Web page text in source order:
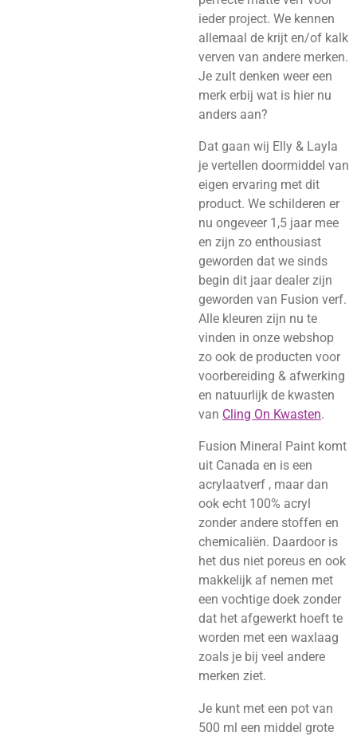
ieder project. We kennen
allemaal de krijt en/of kalk
verven van andere merken.
Je zult denken weer een
merk erbij wat is hier nu
anders aan?
Dat gaan wij Elly & Layla
je vertellen doormiddel van
eigen ervaring met dit
product. We schilderen er
nu ongeveer 1,5 jaar mee
en zijn zo enthousiast
geworden dat we sinds
begin dit jaar dealer zijn
geworden van Fusion verf.
Alle kleuren zijn nu te
vinden in onze webshop
zo ook de producten voor
voorbereiding & afwerking
en natuurlijk de kwasten
van Cling On Kwasten.
Fusion Mineral Paint komt
uit Canada en is een
acrylaatverf , maar dan
ook echt 100% acryl
zonder andere stoffen en
chemicaliën. Daardoor is
het dus niet poreus en ook
makkelijk af nemen met
een vochtige doek zonder
dat het afgewerkt hoeft te
worden met een waxlaag
zoals je bij veel andere
merken ziet.
Je kunt met een pot van
500 ml een middel grote